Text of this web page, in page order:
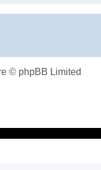
© phpBB Limited